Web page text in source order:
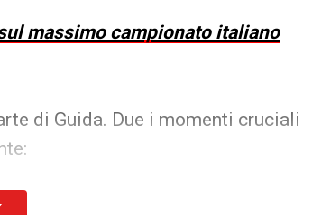
massimo campionato italiano
di Guida. Due i momenti cruciali
e Bradaric. Il terzino gialloblù rischia